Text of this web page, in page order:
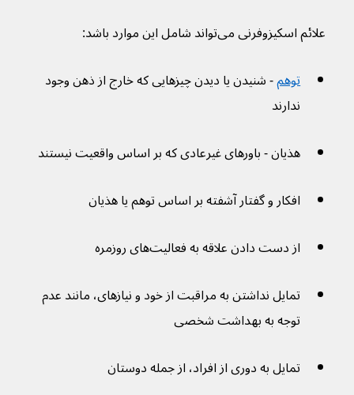
علائم اسکیزوفرنی می‌تواند شامل این موارد باشد:
توهم - شنیدن یا دیدن چیزهایی که خارج از ذهن وجود
ندارند
هذیان - باورهای غیرعادی که بر اساس واقعیت نیستند
افکار و گفتار آشفته بر اساس توهم یا هذیان
از دست دادن علاقه به فعالیت‌های روزمره
تمایل نداشتن به مراقبت از خود و نیازهای، مانند عدم
توجه به بهداشت شخصی
تمایل به دوری از افراد، از جمله دوستان